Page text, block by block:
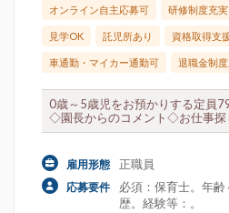
オンライン自主応募可 研修制度充実
見学OK 託児所あり 資格取得支
車通勤・マイカー通勤可 退職金制度
0歳～5歳児をお預かりする定員
◇園長からのコメント◇お仕事探
雇用形態 正職員
応募要件
必須：保育士。年
歴。経験等：。